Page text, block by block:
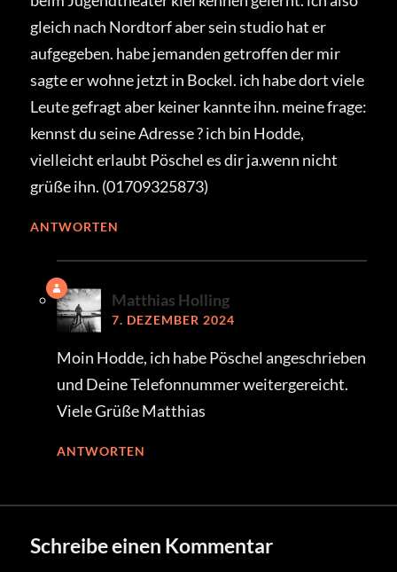
gleich nach Nordtorf aber sein studio hat er
aufgegeben. habe jemanden getroffen der mir
sagte er wohne jetzt in Bockel. ich habe dort viele
Leute gefragt aber keiner kannte ihn. meine frage:
kennst du seine Adresse ? ich bin Hodde,
vielleicht erlaubt Pöschel es dir ja.wenn nicht
grüße ihn. (01709325873)
ANTWORTEN
Matthias Holling
7. DEZEMBER 2024
Moin Hodde, ich habe Pöschel angeschrieben
und Deine Telefonnummer weitergereicht.
Viele Grüße Matthias
ANTWORTEN
Schreibe einen Kommentar